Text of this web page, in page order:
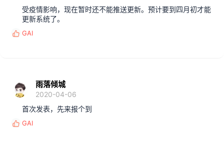
受疫情影响，现在暂时还不能推送更新。预计要到四月初才能
更新系统了。
反 GAI
雨落倾城
2020-04-06
首次发表，先来报个到
反 GAI